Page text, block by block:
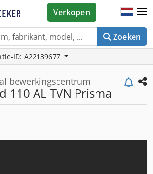
Zoeken
Verkopen
ID: A22139677
bewerkingscentrum
110 AL TVN Prisma